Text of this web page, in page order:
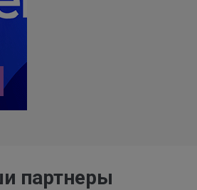
партнеры